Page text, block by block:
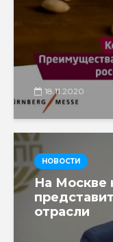
18.11.2020
НОВОСТИ
На Москве
отрасли